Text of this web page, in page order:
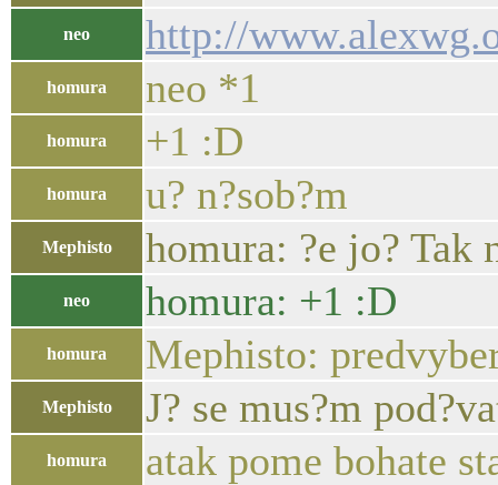
neo http://
homura neo *1
homura +1 :D
homura u? n?sob?m
Mephisto homura: ?e jo? Tak
neo homura: +1 :D
homura Mephisto:
Mephisto J? se mus?m
homura atak pome bohate